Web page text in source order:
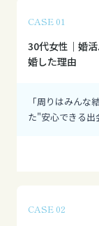
CASE 01
30代女性｜婚
婚した理由
「周りはみん
た"安心できる出
CASE 02